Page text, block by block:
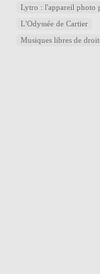
Lytro : l'appareil photo
L'Odyssée de Cartier
Musiques libres de